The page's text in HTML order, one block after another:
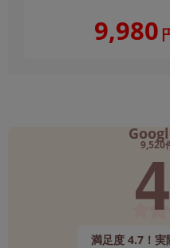
9,980
9,520
満足度 4.7！実